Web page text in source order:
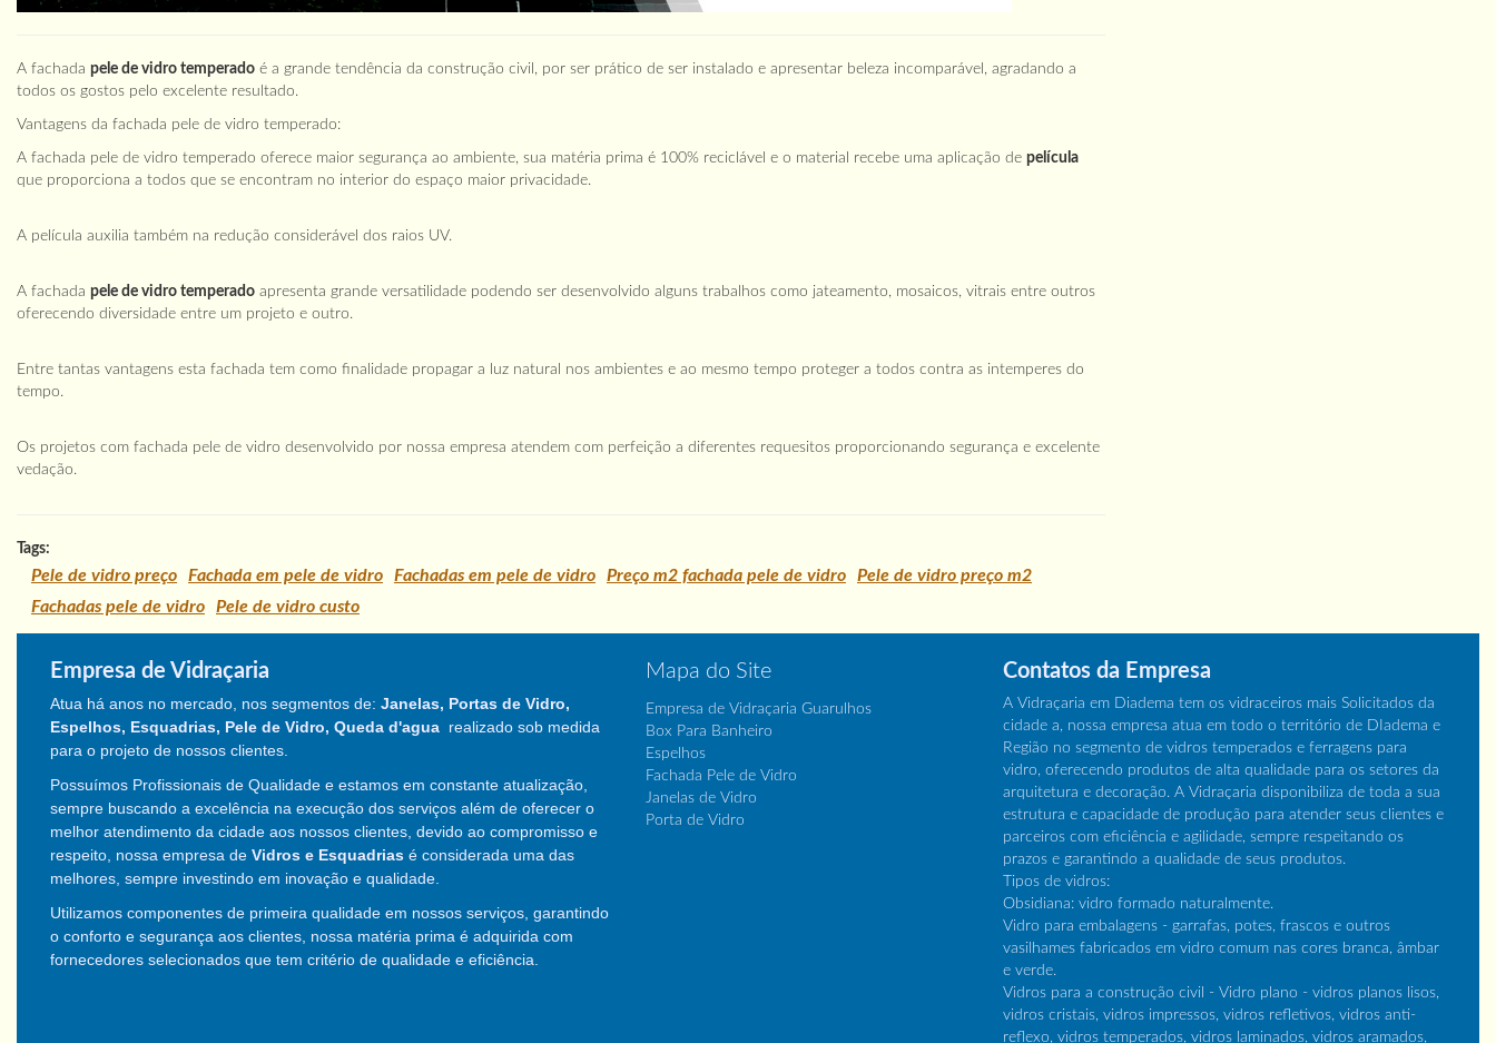
A fachada pele de vidro temperado é a grande tendência da construção civil, por ser prático de ser instalado e apresentar beleza incomparável, agradando a
todos os gostos pelo excelente resultado.
Vantagens da fachada pele de vidro temperado:
A fachada pele de vidro temperado oferece maior segurança ao ambiente, sua matéria prima é 100% reciclável e o material recebe uma aplicação de película
que proporciona a todos que se encontram no interior do espaço maior privacidade.
A película auxilia também na redução considerável dos raios UV.
A fachada pele de vidro temperado apresenta grande versatilidade podendo ser desenvolvido alguns trabalhos como jateamento, mosaicos, vitrais entre outros
oferecendo diversidade entre um projeto e outro.
Entre tantas vantagens esta fachada tem como finalidade propagar a luz natural nos ambientes e ao mesmo tempo proteger a todos contra as intemperes do
tempo.
Os projetos com fachada pele de vidro desenvolvido por nossa empresa atendem com perfeição a diferentes requesitos proporcionando segurança e excelente
vedação.
Tags:
Pele de vidro preço Fachada em pele de vidro Fachadas em pele de vidro Preço m2 fachada pele de vidro
Pele de vidro preço m2
Fachadas pele de vidro
Pele de vidro custo
Empresa de Vidraçaria
Atua há anos no mercado, nos segmentos de: Janelas, Portas de Vidro,
Espelhos, Esquadrias, Pele de Vidro, Queda d'agua realizado sob medida
para o projeto de nossos clientes.
Possuímos Profissionais de Qualidade e estamos em constante atualização,
sempre buscando a excelência na execução dos serviços além de oferecer o
melhor atendimento da cidade aos nossos clientes, devido ao compromisso e
respeito, nossa empresa de Vidros e Esquadrias é considerada uma das
melhores, sempre investindo em inovação e qualidade.
Utilizamos componentes de primeira qualidade em nossos serviços, garantindo
o conforto e segurança aos clientes, nossa matéria prima é adquirida com
fornecedores selecionados que tem critério de qualidade e eficiência.
Mapa do Site
Empresa de Vidraçaria Guarulhos
Box Para Banheiro
Espelhos
Fachada Pele de Vidro
Janelas de Vidro
Porta de Vidro
Contatos da Empresa
A Vidraçaria em Diadema tem os vidraceiros mais Solicitados da
cidade a, nossa empresa atua em todo o território de DIadema e
Região no segmento de vidros temperados e ferragens para
vidro, oferecendo produtos de alta qualidade para os setores da
arquitetura e decoração. A Vidraçaria disponibiliza de toda a sua
estrutura e capacidade de produção para atender seus clientes e
parceiros com eficiência e agilidade, sempre respeitando os
prazos e garantindo a qualidade de seus produtos.
Tipos de vidros:
Obsidiana: vidro formado naturalmente.
Vidro para embalagens - garrafas, potes, frascos e outros
vasilhames fabricados em vidro comum nas cores branca, âmbar
e verde.
Vidros para a construção civil - Vidro plano - vidros planos lisos,
vidros cristais, vidros impressos, vidros refletivos, vidros anti-
reflexo, vidros temperados, vidros laminados, vidros aramados,